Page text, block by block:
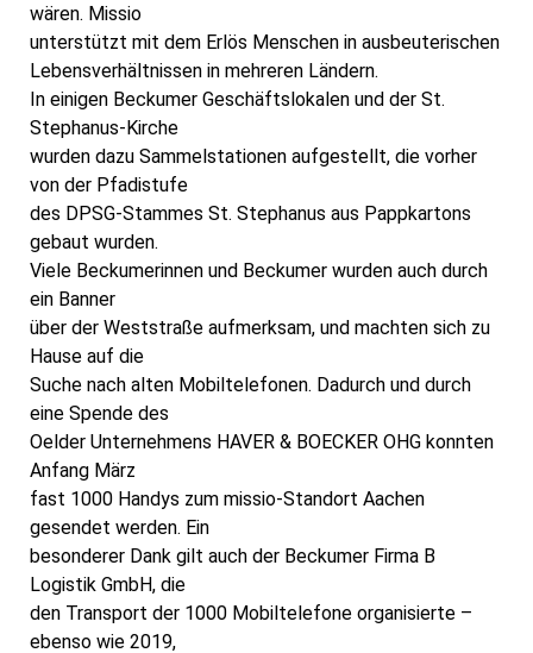
wären. Missio
unterstützt mit dem Erlös Menschen in ausbeuterischen
Lebensverhältnissen in mehreren Ländern.
In einigen Beckumer Geschäftslokalen und der St.
Stephanus-Kirche
wurden dazu Sammelstationen aufgestellt, die vorher
von der Pfadistufe
des DPSG-Stammes St. Stephanus aus Pappkartons
gebaut wurden.
Viele Beckumerinnen und Beckumer wurden auch durch
ein Banner
über der Weststraße aufmerksam, und machten sich zu
Hause auf die
Suche nach alten Mobiltelefonen. Dadurch und durch
eine Spende des
Oelder Unternehmens HAVER & BOECKER OHG konnten
Anfang März
fast 1000 Handys zum missio-Standort Aachen
gesendet werden. Ein
besonderer Dank gilt auch der Beckumer Firma B
Logistik GmbH, die
den Transport der 1000 Mobiltelefone organisierte –
ebenso wie 2019,